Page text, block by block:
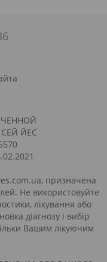
ЙЕС
призначена
Не використовуйте
лікування або
діагнозу і вибір
Вашим лікуючим